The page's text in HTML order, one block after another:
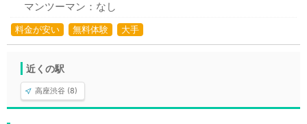
マンツーマン：なし
料金が安い 無料体験 大手
近くの駅
高座渋谷 (8)